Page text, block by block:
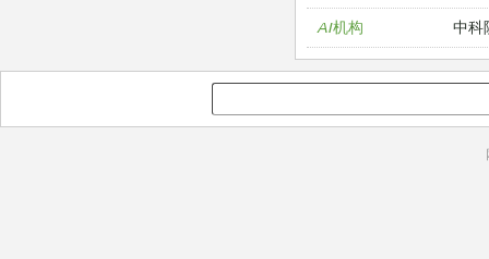
AI机构
中科